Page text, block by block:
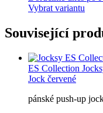
Vybrat variantu
Související
ES Collection
Jock červené
pánské push-up